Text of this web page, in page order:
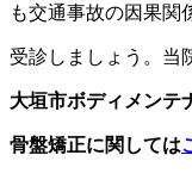
も交通事故の因果関
受診しましょう。当
大垣市ボディメンテ
骨盤矯正に関しては